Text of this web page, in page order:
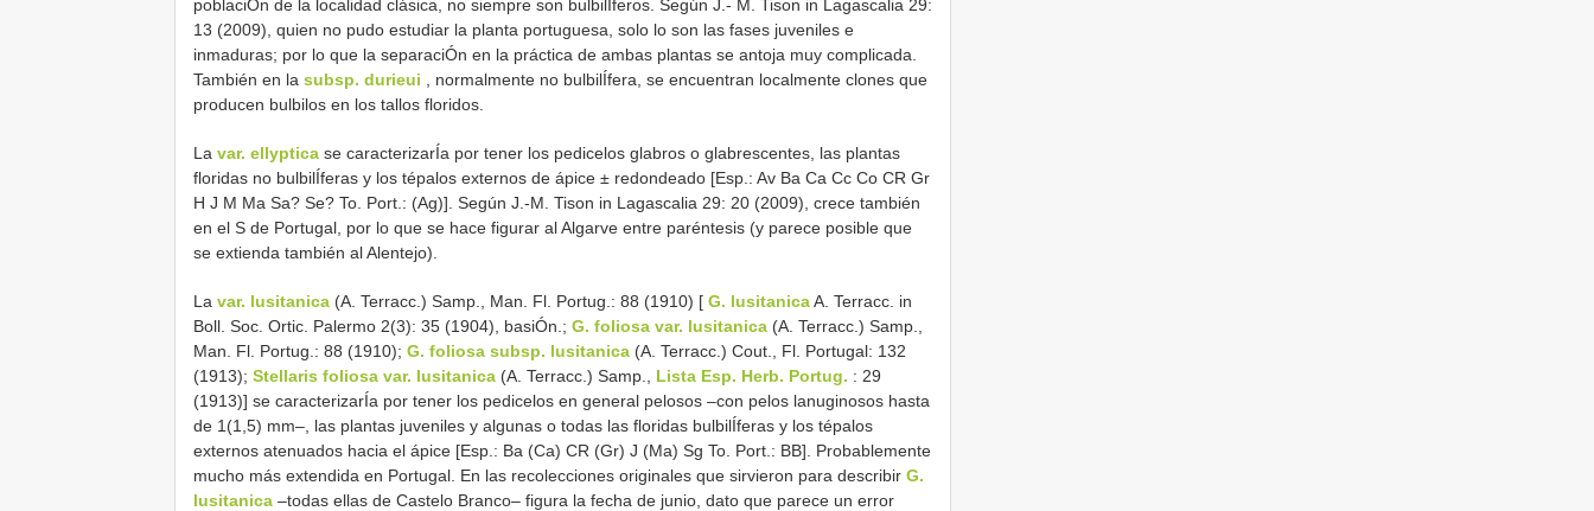
poblaciÓn de la localidad clásica, no siempre son bulbilÍferos. Según J.- M. Tison in Lagascalia 29:
13 (2009), quien no pudo estudiar la planta portuguesa, solo lo son las fases juveniles e
inmaduras; por lo que la separaciÓn en la práctica de ambas plantas se antoja muy complicada.
También en la subsp. durieui , normalmente no bulbilÍfera, se encuentran localmente clones que
producen bulbilos en los tallos floridos.
La var. ellyptica se caracterizarÍa por tener los pedicelos glabros o glabrescentes, las plantas
floridas no bulbilÍferas y los tépalos externos de ápice ± redondeado [Esp.: Av Ba Ca Cc Co CR Gr
H J M Ma Sa? Se? To. Port.: (Ag)]. Según J.-M. Tison in Lagascalia 29: 20 (2009), crece también
en el S de Portugal, por lo que se hace figurar al Algarve entre paréntesis (y parece posible que
se extienda también al Alentejo).
La var. lusitanica (A. Terracc.) Samp., Man. Fl. Portug.: 88 (1910) [ G. lusitanicaA. Terracc. in
Boll. Soc. Ortic. Palermo 2(3): 35 (1904), basiÓn.; G. foliosa var. lusitanica (A. Terracc.) Samp.,
Man. Fl. Portug.: 88 (1910); G. foliosa subsp. lusitanica (A. Terracc.) Cout., Fl. Portugal: 132
(1913); Stellaris foliosa var. lusitanica (A. Terracc.) Samp., Lista Esp. Herb. Portug. : 29
(1913)] se caracterizarÍa por tener los pedicelos en general pelosos –con pelos lanuginosos hasta
de 1(1,5) mm–, las plantas juveniles y algunas o todas las floridas bulbilÍferas y los tépalos
externos atenuados hacia el ápice [Esp.: Ba (Ca) CR (Gr) J (Ma) Sg To. Port.: BB]. Probablemente
mucho más extendida en Portugal. En las recolecciones originales que sirvieron para describir G.
lusitanica –todas ellas de Castelo Branco– figura la fecha de junio, dato que parece un error